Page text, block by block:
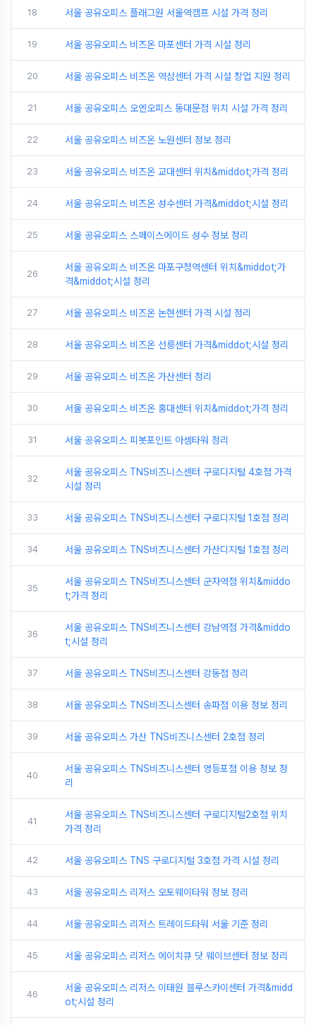
18 서울 공유오피스 플래그원 서울역캠프 시설 가격 정리
19 서울 공유오피스 비즈온 마포센터 가격 시설 정리
20 서울 공유오피스 비즈온 역삼센터 가격 시설 창업 지원 정리
21 서울 공유오피스 오엔오피스 동대문점 위치 시설 가격 정리
22 서울 공유오피스 비즈온 노원센터 정보 정리
23 서울 공유오피스 비즈온 교대센터 위치&middot;가격 정리
24 서울 공유오피스 비즈온 성수센터 가격&middot;시설 정리
25 서울 공유오피스 스페이스에이드 성수 정보 정리
26
서울 공유오피스 비즈온 마포구청역센터 위치&middot;가
격&middot;시설 정리
27 서울 공유오피스 비즈온 논현센터 가격 시설 정리
28 서울 공유오피스 비즈온 선릉센터 가격&middot;시설 정리
29 서울 공유오피스 비즈온 가산센터 정리
30 서울 공유오피스 비즈온 홍대센터 위치&middot;가격 정리
31 서울 공유오피스 피봇포인트 아셈타워 정리
32
서울 공유오피스 TNS비즈니스센터 구로디지털 4호점 가격
시설 정리
33 서울 공유오피스 TNS비즈니스센터 구로디지털 1호점 정리
34 서울 공유오피스 TNS비즈니스센터 가산디지털 1호점 정리
35
서울 공유오피스 TNS비즈니스센터 군자역점 위치&middo
t;가격 정리
36
서울 공유오피스 TNS비즈니스센터 강남역점 가격&middo
t;시설 정리
37 서울 공유오피스 TNS비즈니스센터 강동점 정리
38 서울 공유오피스 TNS비즈니스센터 송파점 이용 정보 정리
39 서울 공유오피스 가산 TNS비즈니스센터 2호점 정리
40
서울 공유오피스 TNS비즈니스센터 영등포점 이용 정보 정
리
41
서울 공유오피스 TNS비즈니스센터 구로디지털2호점 위치
가격 정리
42 서울 공유오피스 TNS 구로디지털 3호점 가격 시설 정리
43 서울 공유오피스 리저스 오토웨이타워 정보 정리
44 서울 공유오피스 리저스 트레이드타워 서울 기준 정리
45 서울 공유오피스 리저스 에이치큐 닷 웨이브센터 정보 정리
46
서울 공유오피스 리저스 이태원 블루스카이센터 가격&midd
ot;시설 정리